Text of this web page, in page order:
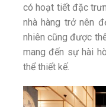
có hoạt tiết đặc
nhà hàng trở nên
nhiên cũng được
mang đến sự hài
thể thiết kế.